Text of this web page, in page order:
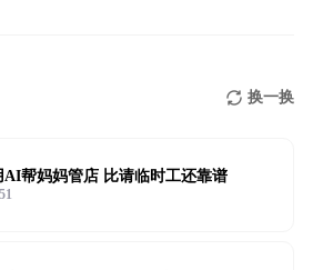
换一换
AI帮妈妈管店 比请临时工还靠谱